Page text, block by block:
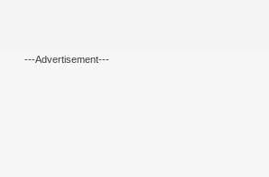
---Advertisement---